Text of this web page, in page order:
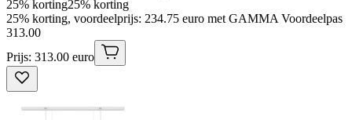
25% korting25% korting
25% korting, voordeelprijs: 234.75 euro met GAMMA Voordeelpas
313.00
Prijs: 313.00 euro